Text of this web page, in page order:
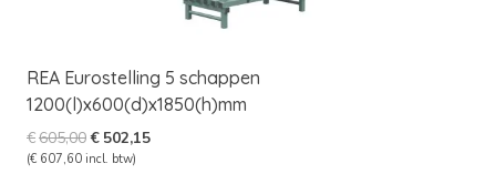
REA Eurostelling 5 schappen
1200(l)x600(d)x1850(h)mm
€605,00Oorspronkelijke
prijs
€ 502,15Huidige
(€ 607,60 incl. btw)